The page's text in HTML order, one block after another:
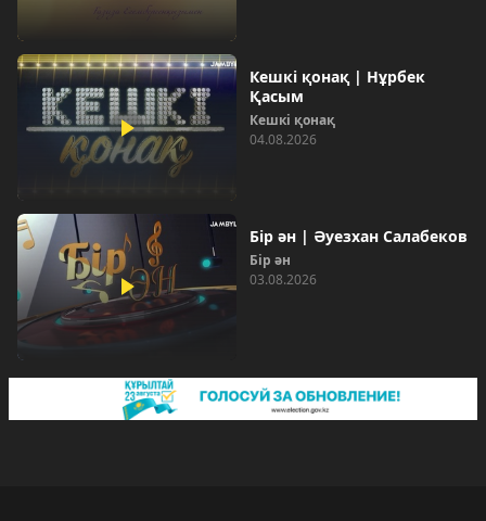
Кешкі қонақ | Нұрбек
Қасым
Кешкі қонақ
04.08.2026
Бір ән | Әуезхан Салабеков
Бір ән
03.08.2026